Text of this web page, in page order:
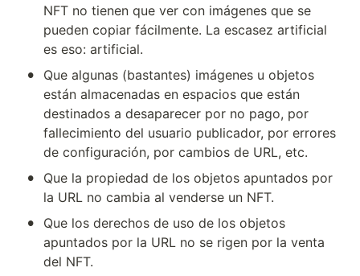
NFT no tienen que ver con imágenes que se
pueden copiar fácilmente. La escasez artificial
es eso: artificial.
•
Que algunas (bastantes) imágenes u objetos
están almacenadas en espacios que están
destinados a desaparecer por no pago, por
fallecimiento del usuario publicador, por errores
de configuración, por cambios de URL, etc.
•
Que la propiedad de los objetos apuntados por
la URL no cambia al venderse un NFT.
•
Que los derechos de uso de los objetos
apuntados por la URL no se rigen por la venta
del NFT.